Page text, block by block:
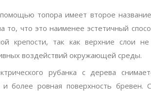
топора имеет второе
то, что это наименее эстетичный
крепости, так как верхние слои
воздействий окружающей среды.
рубанка с дерева
и более ровная поверхность бревен.